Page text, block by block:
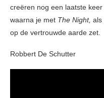
creëren nog een laatste
waarna je met The Night, als
op de vertrouwde aarde zet.
Robbert De Schutter